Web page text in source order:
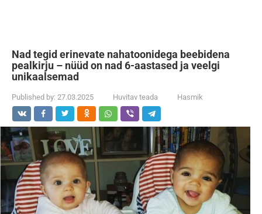
Nad tegid erinevate nahatoonidega beebidena
pealkirju – nüüd on nad 6-aastased ja veelgi
unikaalsemad
Published by: 27.03.2025 Huvitav teada Hasmik